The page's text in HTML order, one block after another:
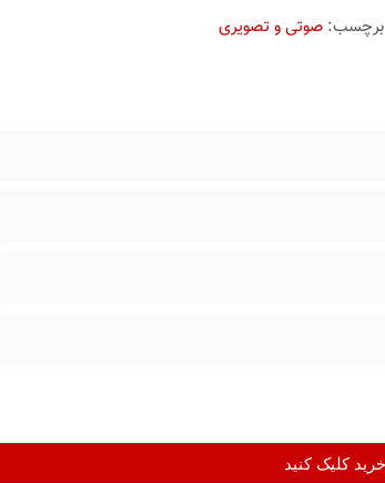
برچسب: صوتی و تصویری
کلیک کنید